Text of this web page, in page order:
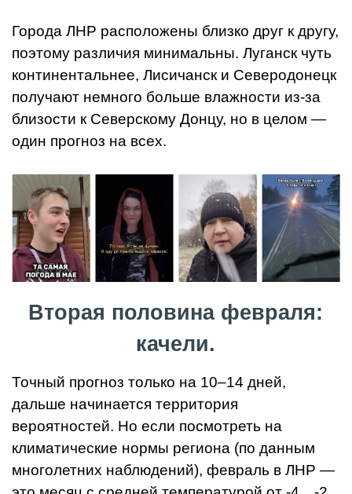
Города ЛНР расположены близко друг к другу,
поэтому различия минимальны. Луганск чуть
континентальнее, Лисичанск и Северодонецк
получают немного больше влажности из-за
близости к Северскому Донцу, но в целом —
один прогноз на всех.
Вторая половина февраля:
качели.
Точный прогноз только на 10–14 дней,
дальше начинается территория
вероятностей. Но если посмотреть на
климатические нормы региона (по данным
многолетних наблюдений), февраль в ЛНР —